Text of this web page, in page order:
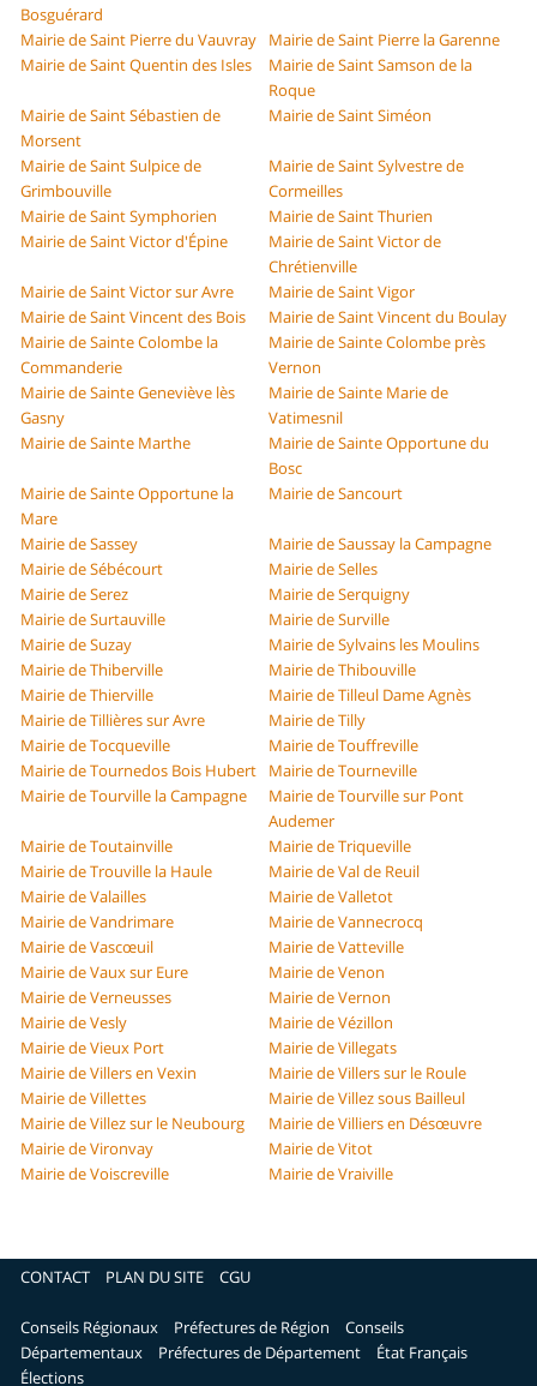
Bosguérard
Mairie de Saint Pierre du Vauvray
Mairie de Saint Pierre la Garenne
Mairie de Saint Quentin des Isles
Mairie de Saint Samson de la
Roque
Mairie de Saint Sébastien de
Morsent
Mairie de Saint Siméon
Mairie de Saint Sulpice de
Grimbouville
Mairie de Saint Sylvestre de
Cormeilles
Mairie de Saint Symphorien
Mairie de Saint Thurien
Mairie de Saint Victor d'Épine
Mairie de Saint Victor de
Chrétienville
Mairie de Saint Victor sur Avre
Mairie de Saint Vigor
Mairie de Saint Vincent des Bois
Mairie de Saint Vincent du Boulay
Mairie de Sainte Colombe la
Commanderie
Mairie de Sainte Colombe près
Vernon
Mairie de Sainte Geneviève lès
Gasny
Mairie de Sainte Marie de
Vatimesnil
Mairie de Sainte Marthe
Mairie de Sainte Opportune du
Bosc
Mairie de Sainte Opportune la
Mare
Mairie de Sancourt
Mairie de Sassey
Mairie de Saussay la Campagne
Mairie de Sébécourt
Mairie de Selles
Mairie de Serez
Mairie de Serquigny
Mairie de Surtauville
Mairie de Surville
Mairie de Suzay
Mairie de Sylvains les Moulins
Mairie de Thiberville
Mairie de Thibouville
Mairie de Thierville
Mairie de Tilleul Dame Agnès
Mairie de Tillières sur Avre
Mairie de Tilly
Mairie de Tocqueville
Mairie de Touffreville
Mairie de Tournedos Bois Hubert
Mairie de Tourneville
Mairie de Tourville la Campagne
Mairie de Tourville sur Pont
Audemer
Mairie de Toutainville
Mairie de Triqueville
Mairie de Trouville la Haule
Mairie de Val de Reuil
Mairie de Valailles
Mairie de Valletot
Mairie de Vandrimare
Mairie de Vannecrocq
Mairie de Vascœuil
Mairie de Vatteville
Mairie de Vaux sur Eure
Mairie de Venon
Mairie de Verneusses
Mairie de Vernon
Mairie de Vesly
Mairie de Vézillon
Mairie de Vieux Port
Mairie de Villegats
Mairie de Villers en Vexin
Mairie de Villers sur le Roule
Mairie de Villettes
Mairie de Villez sous Bailleul
Mairie de Villez sur le Neubourg
Mairie de Villiers en Désœuvre
Mairie de Vironvay
Mairie de Vitot
Mairie de Voiscreville
Mairie de Vraiville
CONTACT PLAN DU SITE CGU
Conseils Régionaux Préfectures de Région
Conseils
Départementaux
Préfectures de Département
État Français
Élections